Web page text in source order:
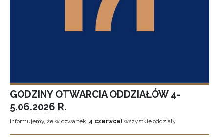
GODZINY OTWARCIA ODDZIAŁÓW 4-
5.06.2026 R.
Informujemy, że w czwartek (4 czerwca) wszystkie oddziały